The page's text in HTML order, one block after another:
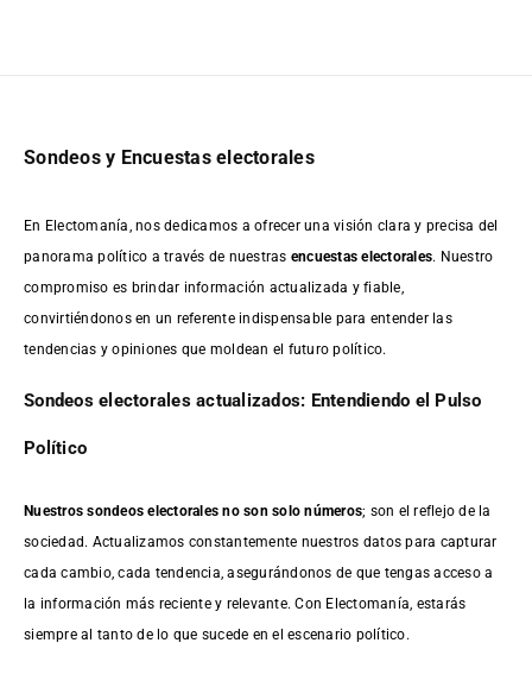
Sondeos y Encuestas electorales
En Electomanía, nos dedicamos a ofrecer una visión clara y precisa del
panorama político a través de nuestras encuestas electorales. Nuestro
compromiso es brindar información actualizada y fiable,
convirtiéndonos en un referente indispensable para entender las
tendencias y opiniones que moldean el futuro político.
Sondeos electorales actualizados: Entendiendo el Pulso
Político
Nuestros sondeos electorales no son solo números; son el reflejo de la
sociedad. Actualizamos constantemente nuestros datos para capturar
cada cambio, cada tendencia, asegurándonos de que tengas acceso a
la información más reciente y relevante. Con Electomanía, estarás
siempre al tanto de lo que sucede en el escenario político.